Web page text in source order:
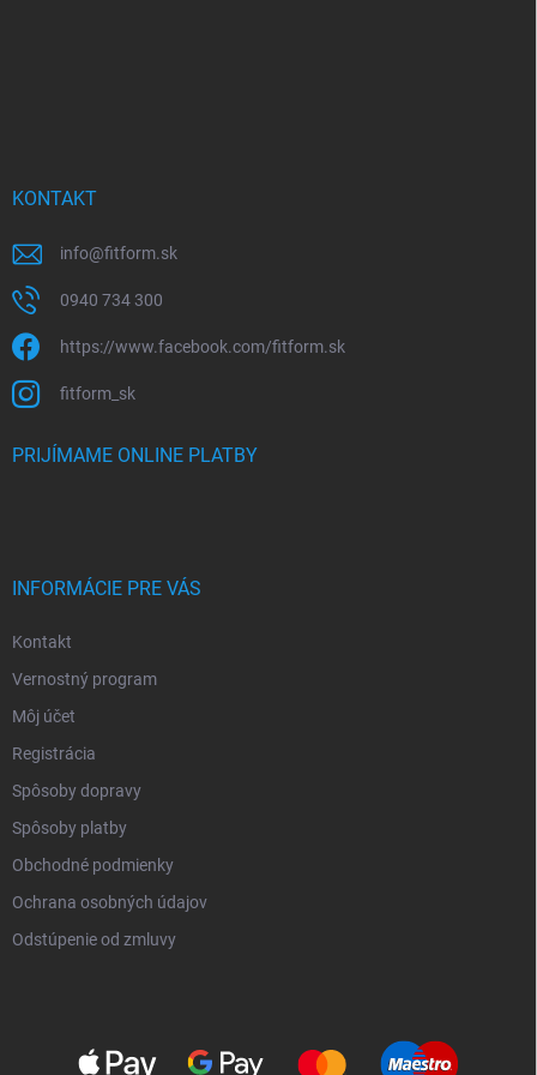
KONTAKT
info@fitform.sk
0940 734 300
https://www.facebook.com/fitform.sk
fitform_sk
PRIJÍMAME ONLINE PLATBY
INFORMÁCIE PRE VÁS
Kontakt
Vernostný program
Môj účet
Registrácia
Spôsoby dopravy
Spôsoby platby
Obchodné podmienky
Ochrana osobných údajov
Odstúpenie od zmluvy